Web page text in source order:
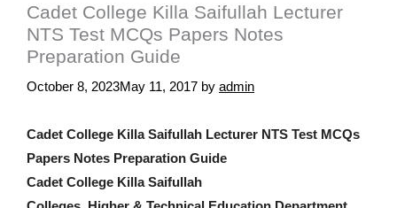
Cadet College Killa Saifullah Lecturer
NTS Test MCQs Papers Notes
Preparation Guide
October 8, 2023May 11, 2017 by admin
Cadet College Killa Saifullah Lecturer NTS Test MCQs
Papers Notes Preparation Guide
Cadet College Killa Saifullah